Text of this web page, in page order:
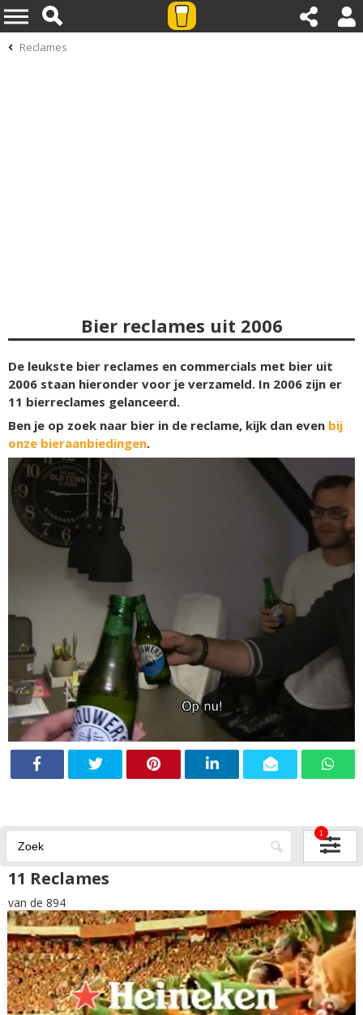
Reclames
Bier reclames uit 2006
De leukste bier reclames en commercials met bier uit
2006 staan hieronder voor je verzameld. In 2006 zijn er
11 bierreclames gelanceerd.
Ben je op zoek naar bier in de reclame, kijk dan even bij
onze bieraanbiedingen.
1
11 Reclames
van de 894